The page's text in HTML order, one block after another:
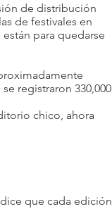
de distribución
de festivales en
para quedarse
registraron 330,000
chico, ahora
que cada edición